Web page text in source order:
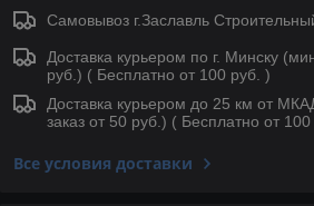
Самовывоз г.Заславль
Доставка курьером по г. Минску
руб.) ( Бесплатно от 100 руб. )
Доставка курьером до 25 км от
заказ от 50 руб.) ( Бесплатно от
Все условия доставки